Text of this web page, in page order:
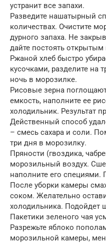
устранит все запахи.
Разведите нашатырный
количествах. Очистите
дурного запаха. Не
дайте постоять открытым
Ржаной хлеб быстро
кусочками, разделите на
ночь в морозилке.
Рисовые зерна
емкость, наполните ее
холодильник. Результат
Действенный способ
– смесь сахара и соли.
три дня в морозилку.
Пряности (гвоздика,
морозильный воздух.
наполните его
После уборки камеры
соком. Желательно
холодильника. Подойдет
Пакетики зеленого чая
Разрежьте яблоко
морозильной камеры,